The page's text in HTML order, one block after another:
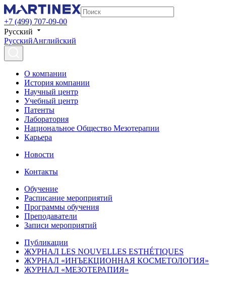
+7 (499) 707-09-00
Русский
РусскийАнглийский
О компании
История компании
Научный центр
Учебный центр
Патенты
Лаборатория
Национальное Общество Мезотерапии
Карьера
Новости
Контакты
Обучение
Расписание мероприятий
Программы обучения
Преподаватели
Записи мероприятий
Публикации
ЖУРНАЛ LES NOUVELLES ESTHÉTIQUES
ЖУРНАЛ «ИНЪЕКЦИОННАЯ КОСМЕТОЛОГИЯ»
ЖУРНАЛ «МЕЗОТЕРАПИЯ»